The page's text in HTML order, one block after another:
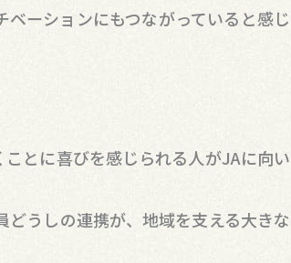
ーションにもつながっていると感じ
とに喜びを感じられる人がJAに向い
うしの連携が、地域を支える大きな